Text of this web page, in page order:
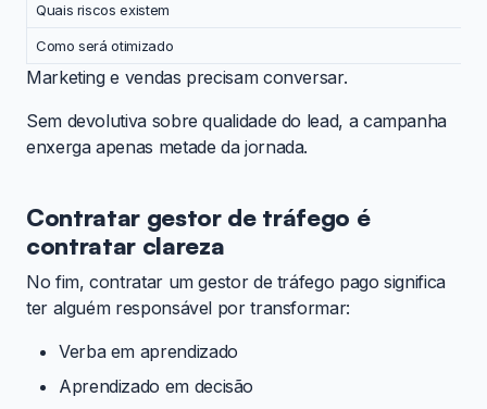
Quais riscos existem
Como será otimizado
Marketing e vendas precisam conversar.
Sem devolutiva sobre qualidade do lead, a campanha
enxerga apenas metade da jornada.
Contratar gestor de tráfego é
contratar clareza
No fim, contratar um gestor de tráfego pago significa
ter alguém responsável por transformar:
Verba em aprendizado
Aprendizado em decisão